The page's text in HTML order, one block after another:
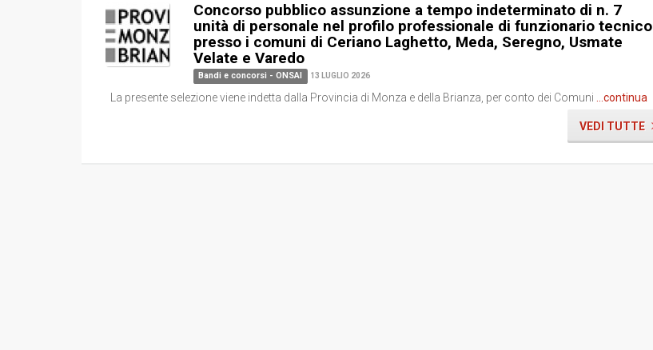
Concorso pubblico assunzione a tempo indeterminato di n. 7
unità di personale nel profilo professionale di funzionario tecnico
presso i comuni di Ceriano Laghetto, Meda, Seregno, Usmate
Velate e Varedo
Bandi e concorsi - ONSAI 13 LUGLIO 2026
La presente selezione viene indetta dalla Provincia di Monza e della Brianza, per conto dei Comuni ...continua
VEDI TUTTE